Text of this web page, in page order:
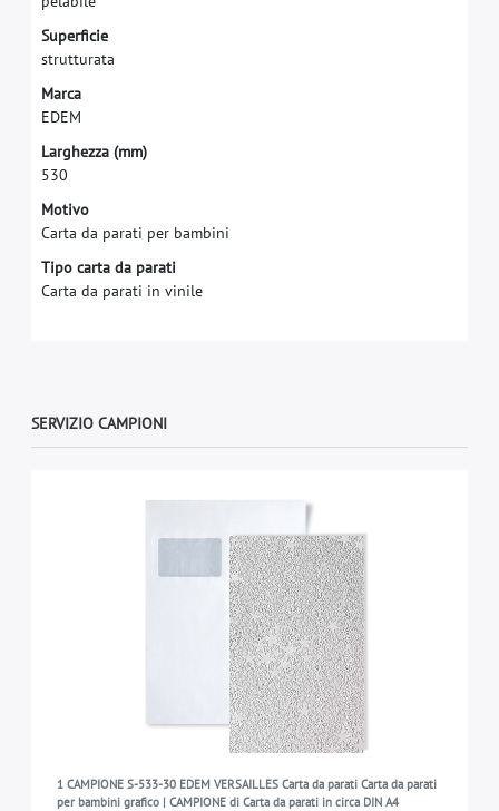
Superfcie
strutturata
Marca
EDEM
Larghezza (mm)
530
Motivo
Carta da parati per bambini
Tipo carta da parati
Carta da parati in vinile
SERVIZIO CAMPIONI
1 CAMPIONE S-533-30 EDEM VERSAILLES Carta da parati Carta da parati
per bambini grafico | CAMPIONE di Carta da parati in circa DIN A4